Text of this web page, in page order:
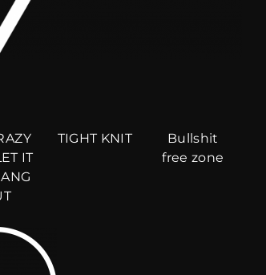
IT
TIGHT KNIT
Bullshit
free zone